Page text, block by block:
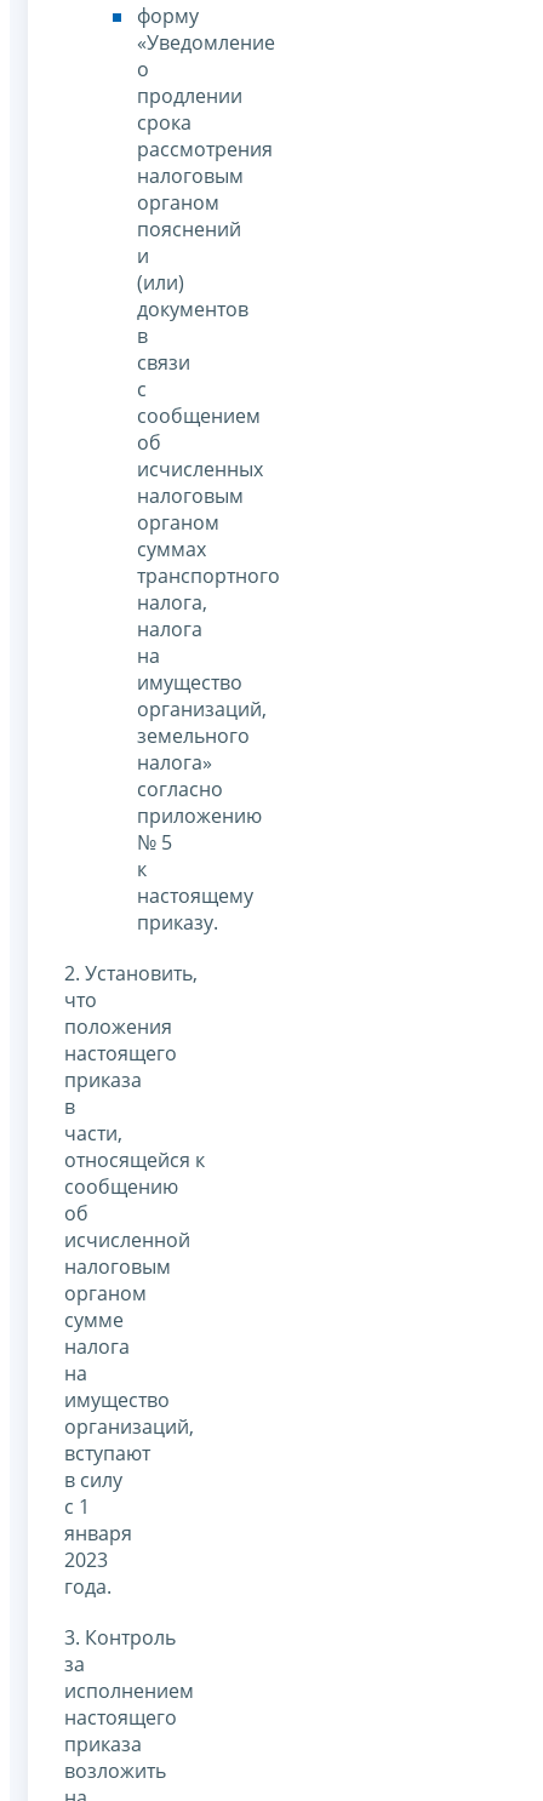
форму
«Уведомление
о
продлении
срока
рассмотрения
налоговым
органом
пояснений
и
(или)
документов
в
связи
с
сообщением
об
исчисленных
налоговым
органом
суммах
транспортного
налога,
налога
на
имущество
организаций,
земельного
налога»
согласно
приложению
№ 5
к
настоящему
приказу.
2. Установить,
что
положения
настоящего
приказа
в
части,
относящейся к
сообщению
об
исчисленной
налоговым
органом
сумме
налога
на
имущество
организаций,
вступают
в силу
с 1
января
2023
года.
3. Контроль
за
исполнением
настоящего
приказа
возложить